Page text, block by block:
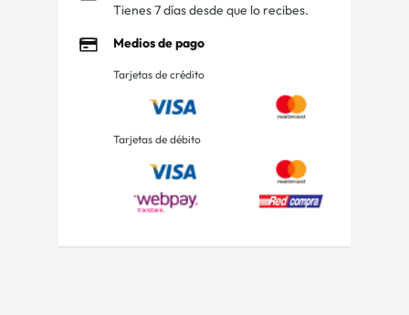
Tienes 7 días desde que lo recibes.
Medios de pago
Tarjetas de crédito
Tarjetas de débito